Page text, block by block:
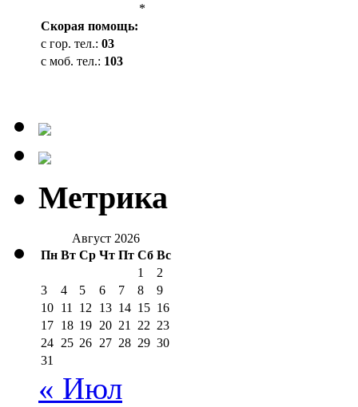
*
Cкорая помощь:
с гор. тел.: 03
с моб. тел.: 103
Метрика
Август 2026
Пн Вт Ср Чт Пт Сб Вс
1
2
3
4 5 6 7 8
9
10 11 12 13 14 15 16
17 18 19 20 21 22 23
24 25 26 27 28 29 30
31
« Июл